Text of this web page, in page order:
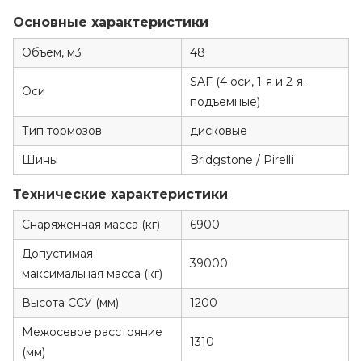
Основные характеристики
Объём, м3 48
Оси
SAF (4 оси, 1-я и 2-я -
подъемные)
Тип тормозов
дисковые
Шины
Bridgstone / Pirelli
Технические характеристики
Снаряженная масса (кг)
6900
Допустимая
максимальная масса (кг)
39000
Высота ССУ (мм)
1200
Межосевое расстояние
(мм)
1310